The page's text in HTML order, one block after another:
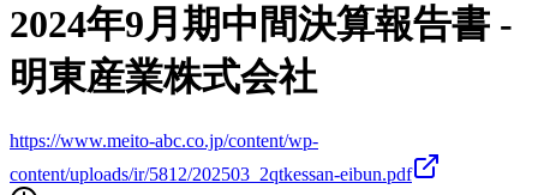
2024年9月期中間決算報告書 -
明東産業株式会社
https://www.meito-abc.co.jp/content/wp-
content/uploads/ir/5812/202503_2qtkessan-eibun.pdf